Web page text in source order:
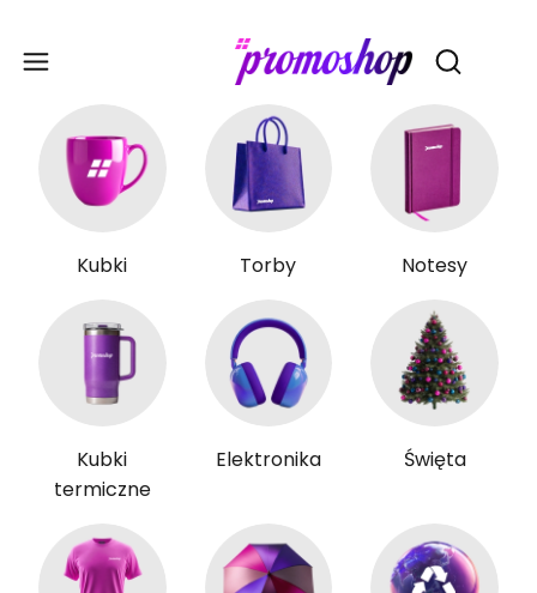
Otwórz
Kubki Torby Notesy
Kubki
termiczne
Elektronika Święta